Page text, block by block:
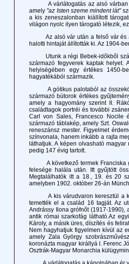
A várlátogatás az alsó várban
amely "az Isten szeme mindent lát"
a kis zeneszalonban kiállított
világon nyolc ilyen tárogató létezik,
Az alsó vár után a felső vár és az
halotti hintaját állították ki. Az 1904-
Utunk a régi Bebek-időkből
származó fegyverek kaptak
helyiségében egy értékes 1450-
hagyatékából származik.
A gótikus palotaból az összekötő
származó bútorok értékes
amely a hagyomány szerint II.
családtagok portréi és további
Carl von Sales, Francesco Nocile
származó táblakép, amely Szt.
reneszánsz mester. Figyelmet
színvonala, hanem inkább a rajta
láthatjuk. A képen olvasható
pedig 147 évig tartott.
A következő termek Franciska
felesége halála után. Itt gyűjtött
Megtalálhatók itt a 18., 19. és 20
amelyben 1902. október 26-án
A kis várudvaron keresztül a
temették el a család 16 tagját. Az
Andrássy Ilona grófnőt (1917-1990),
antik római szarkofág látható.Az
Károly, a másik üres, díszítés és
Nem hagyhatjuk figyelmen kívül az
amely Zala György
koronázta magyar királlyá I. Ferenc
Osztrák-Magyar Monarchia